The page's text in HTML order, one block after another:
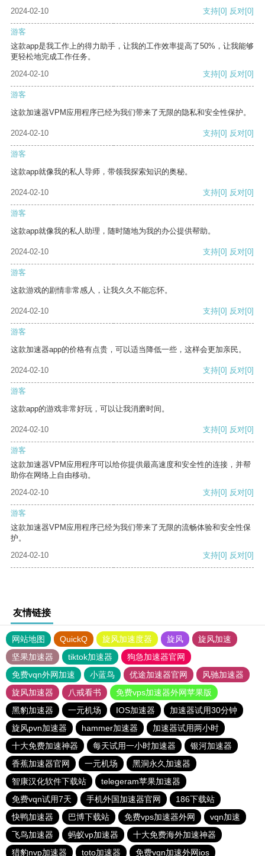
2024-02-10
支持[0] 反对[0]
游客
这款app是我工作上的得力助手，让我的工作效率提高了50%，让我能够
更轻松地完成工作任务。
2024-02-10
支持[0] 反对[0]
游客
这款加速器VPM应用程序已经为我们带来了无限的隐私和安全性保护。
2024-02-10 支持[0] 反对[0]
游客
这款app就像我的私人导师，带领我探索知识的奥秘。
2024-02-10 支持[0] 反对[0]
游客
这款app就像我的私人助理，随时随地为我的办公提供帮助。
2024-02-10 支持[0] 反对[0]
游客
这款游戏的剧情非常感人，让我久久不能忘怀。
2024-02-10 支持[0] 反对[0]
游客
这款加速器app的价格有点贵，可以适当降低一些，这样会更加亲民。
2024-02-10 支持[0] 反对[0]
游客
这款app的游戏非常好玩，可以让我消磨时间。
2024-02-10 支持[0] 反对[0]
游客
这款加速器VPM应用程序可以给你提供最高速度和安全性的连接，并帮
助你在网络上自由移动。
2024-02-10
支持[0] 反对[0]
游客
这款加速器VPM应用程序已经为我们带来了无限的流畅体验和安全性保
护。
2024-02-10
支持[0] 反对[0]
友情链接
网站地图 QuickQ 旋风加速度器 旋风
旋风加速
坚果加速器
tiktok加速器
狗急加速器官网
免费vqn外网加速
小蓝鸟 优途加速器官网
风驰加速器
旋风加速器
八戒看书
免费vps加速器外网苹果版
黑豹加速器
一元机场 IOS加速器
加速器试用30分钟
旋风pvn加速器
hammer加速器
加速器试用两小时
十大免费加速神器
每天试用一小时加速器
银河加速器
香蕉加速器官网
一元机场
黑洞永久加速器
智康汉化软件下载站
telegeram苹果加速器
免费vqn试用7天
手机外国加速器官网
186下载站
快鸭加速器
巴博下载站 免费vps加速器外网
vqn加速
飞鸟加速器
蚂蚁vp加速器
十大免费海外加速神器
猎豹nvp加速器
toto加速器 免费vqn加速外网ios